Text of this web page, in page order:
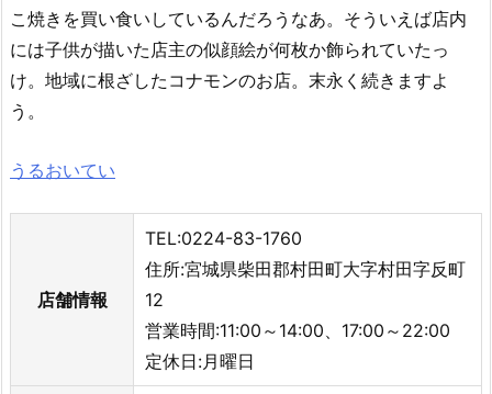
こ焼きを買い食いしているんだろうなあ。そういえば店内
には子供が描いた店主の似顔絵が何枚か飾られていたっ
け。地域に根ざしたコナモンのお店。末永く続きますよ
う。
うるおいてい
店舗情報
TEL:0224-83-1760
住所:宮城県柴田郡村田町大字村田字反町
12
営業時間:11:00～14:00、17:00～22:00
定休日:月曜日